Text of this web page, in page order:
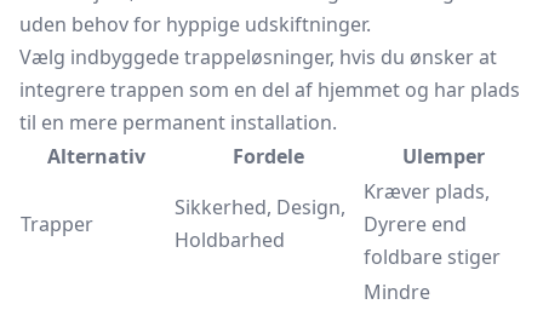
uden behov for hyppige udskiftninger.
Vælg indbyggede trappeløsninger, hvis du ønsker at
integrere trappen som en del af hjemmet og har plads
til en mere permanent installation.
Alternativ
Fordele Ulemper
Trapper
Sikkerhed, Design,
Holdbarhed
Kræver plads,
Dyrere end
foldbare stiger
Mindre